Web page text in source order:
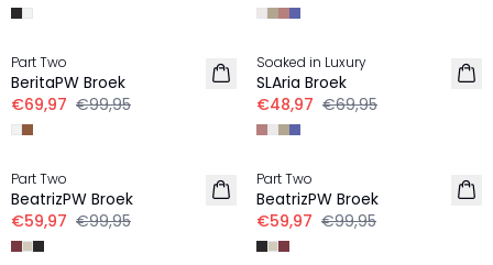
LINNEN
-30%
Part Two
BeritaPW Broek
€69,97 €99,95
LINNEN
-30%
Soaked in Luxury
SLAria Broek
€48,97 €69,95
LINNEN
-40%
Part Two
BeatrizPW Broek
€59,97 €99,95
LINNEN
-40%
Part Two
BeatrizPW Broek
€59,97 €99,95
-30% -30%